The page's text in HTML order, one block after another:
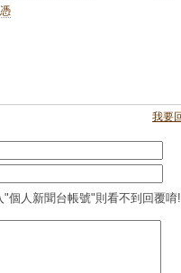
我要
"個人新聞台帳號"則看不到回覆唷